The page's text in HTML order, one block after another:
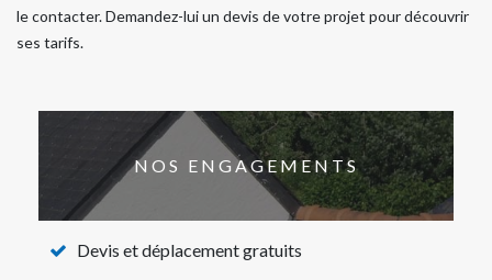
le contacter. Demandez-lui un devis de votre projet pour découvrir
ses tarifs.
NOS ENGAGEMENTS
Devis et déplacement gratuits